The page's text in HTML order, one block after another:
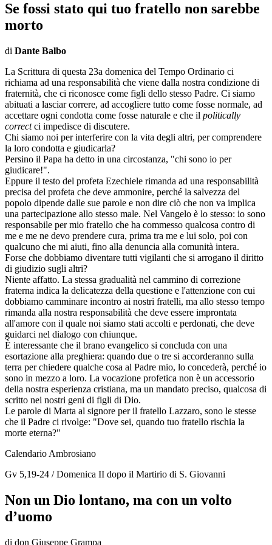
Se fossi stato qui tuo fratello non sarebbe
morto
di Dante Balbo
La Scrittura di questa 23a domenica del Tempo Ordinario ci
richiama ad una responsabilità che viene dalla nostra condizione di
fraternità, che ci riconosce come figli dello stesso Padre. Ci siamo
abituati a lasciar correre, ad accogliere tutto come fosse normale, ad
accettare ogni condotta come fosse naturale e che il politically
correctci impedisce di discutere.
Chi siamo noi per interferire con la vita degli altri, per comprendere
la loro condotta e giudicarla?
Persino il Papa ha detto in una circostanza, "chi sono io per
giudicare!".
Eppure il testo del profeta Ezechiele rimanda ad una responsabilità
precisa del profeta che deve ammonire, perché la salvezza del
popolo dipende dalle sue parole e non dire ciò che non va implica
una partecipazione allo stesso male. Nel Vangelo è lo stesso: io sono
responsabile per mio fratello che ha commesso qualcosa contro di
me e me ne devo prendere cura, prima tra me e lui solo, poi con
qualcuno che mi aiuti, fino alla denuncia alla comunità intera.
Forse che dobbiamo diventare tutti vigilanti che si arrogano il diritto
di giudizio sugli altri?
Niente affatto. La stessa gradualità nel cammino di correzione
fraterna indica la delicatezza della questione e l'attenzione con cui
dobbiamo camminare incontro ai nostri fratelli, ma allo stesso tempo
rimanda alla nostra responsabilità che deve essere improntata
all'amore con il quale noi siamo stati accolti e perdonati, che deve
guidarci nel dialogo con chiunque.
È interessante che il brano evangelico si concluda con una
esortazione alla preghiera: quando due o tre si accorderanno sulla
terra per chiedere qualche cosa al Padre mio, lo concederà, perché io
sono in mezzo a loro. La vocazione profetica non è un accessorio
della nostra esperienza cristiana, ma un mandato preciso, qualcosa di
scritto nei nostri geni di figli di Dio.
Le parole di Marta al signore per il fratello Lazzaro, sono le stesse
che il Padre ci rivolge: "Dove sei, quando tuo fratello rischia la
morte eterna?"
Calendario Ambrosiano
Gv 5,19-24 / Domenica II dopo il Martirio di S. Giovanni
Non un Dio lontano, ma con un volto
d’uomo
di don Giuseppe Grampa